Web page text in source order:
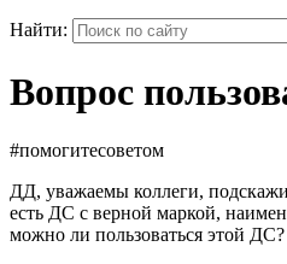
Найти:
Вопрос
#помогитесоветом
ДД, уважаемы коллеги,
есть ДС с верной маркой,
можно ли пользоваться этой ДС?